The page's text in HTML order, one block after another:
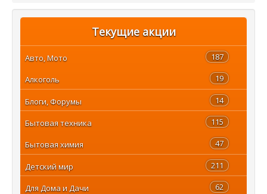
Текущие акции
187
Авто, Мото
19
Алкоголь
14
Блоги, Форумы
115
Бытовая техника
47
Бытовая химия
211
Детский мир
62
Для Дома и Дачи